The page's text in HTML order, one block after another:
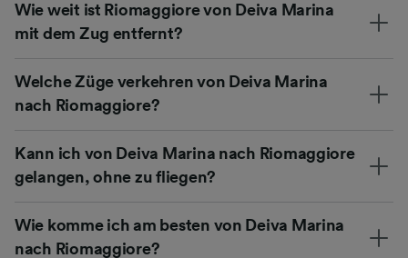
Wie weit ist Riomaggiore von Deiva Marina
mit dem Zug entfernt?
Welche Züge verkehren von Deiva Marina
nach Riomaggiore?
Kann ich von Deiva Marina nach Riomaggiore
gelangen, ohne zu fliegen?
Wie komme ich am besten von Deiva Marina
nach Riomaggiore?